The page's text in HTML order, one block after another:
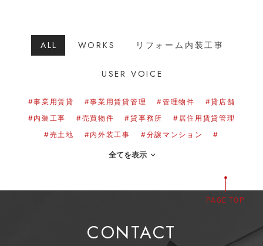
ALL WORKS リフォーム内装工事
USER VOICE
#事業用賃貸 #事業用賃貸管理 #管理物件
#貸店舗
#内装工事
#売買物件 #貸事務所
#居住用賃貸管理
#売土地
#内外装工事 #分譲マンション #
全てを表示
PAGE TOP
CONTACT